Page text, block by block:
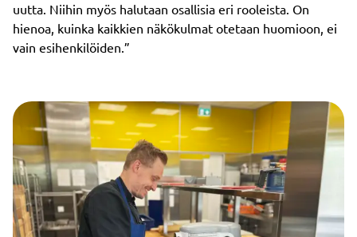
uutta. Niihin myös halutaan osallisia eri rooleista. On
hienoa, kuinka kaikkien näkökulmat otetaan huomioon, ei
vain esihenkilöiden.”